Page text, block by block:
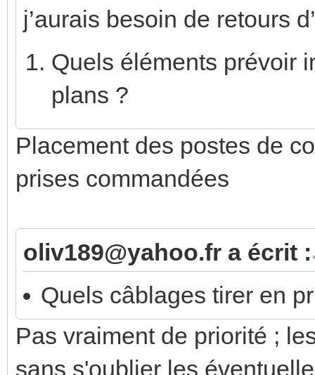
j’aurais besoin de retours
Quels éléments prévoir
plans ?
Placement des postes de
prises commandées
oliv189@yahoo.fr a écrit :
Quels câblages tirer en
Pas vraiment de priorité ;
sans s'oublier les